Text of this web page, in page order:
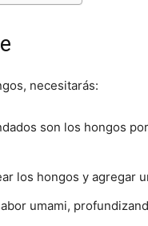
necesitarás:
son los hongos
los hongos y agregar
umami,